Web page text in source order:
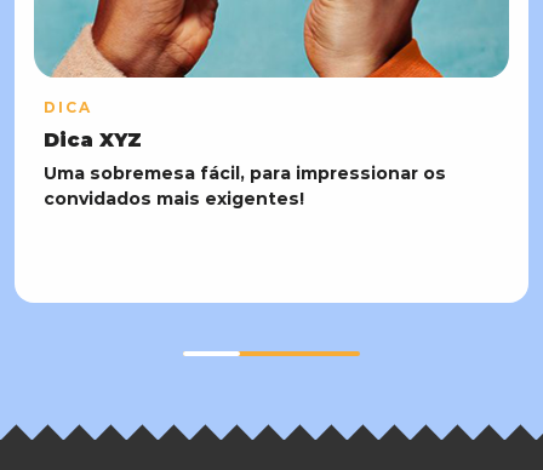
DICA
Dica XYZ
Uma sobremesa fácil, para impressionar os
convidados mais exigentes!